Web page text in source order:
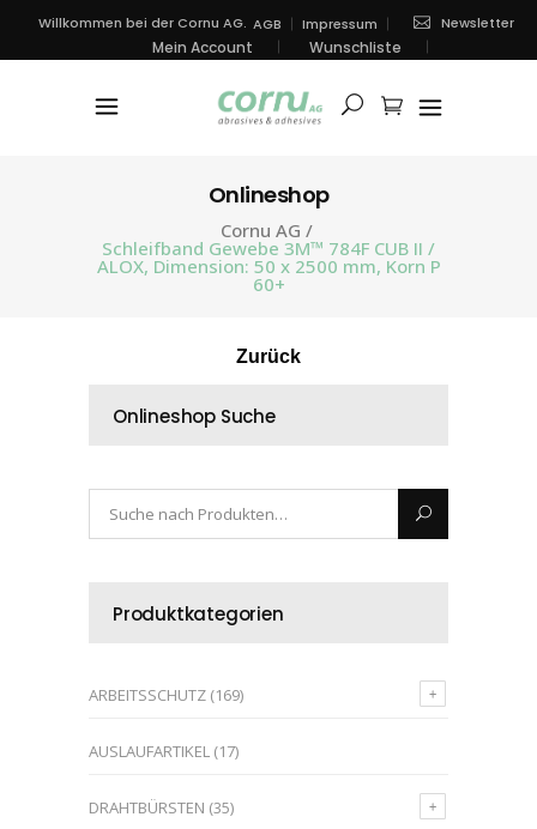
Willkommen bei der Cornu AG. AGB Impressum Newsletter
Mein Account Wunschliste
Onlineshop
Cornu AG /
Schleifband Gewebe 3M™ 784F CUB II /
ALOX, Dimension: 50 x 2500 mm, Korn P
60+
Zurück
Onlineshop Suche
Produktkategorien
ARBEITSSCHUTZ (169)
AUSLAUFARTIKEL (17)
DRAHTBÜRSTEN (35)